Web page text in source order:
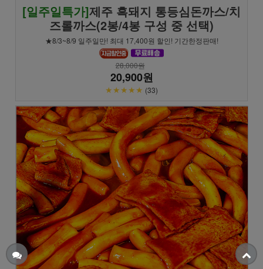
[일주일특가]제주 흑돼지 통등심돈까스/치
즈롤까스(2봉/4봉 구성 중 선택)
★8/3~8/9 일주일만! 최대 17,400원 할인! 기간한정판매!
28,000원
20,900원
★★★★★ (33)